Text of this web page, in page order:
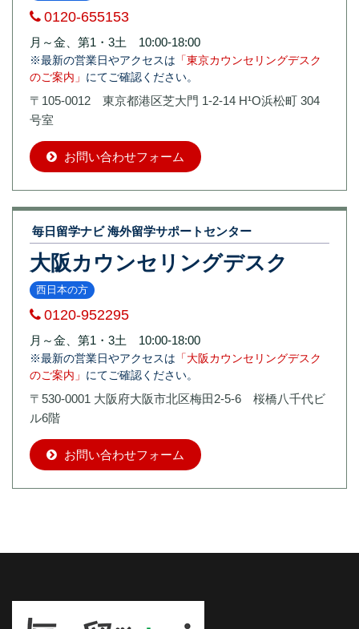
0120-655153
月～金、第1・3土 10:00-18:00
※最新の営業日やアクセスは 「東京カウンセリングデスク
のご案内」 にてご確認ください。
〒105-0012 東京都港区芝大門 1-2-14 H¹O浜松町 304
号室
お問い合わせフォーム
毎日留学ナビ 海外留学サポートセンター
大阪カウンセリングデスク
西日本の方
0120-952295
月～金、第1・3土 10:00-18:00
※最新の営業日やアクセスは 「大阪カウンセリングデスク
のご案内」 にてご確認ください。
〒530-0001 大阪府大阪市北区梅田2-5-6 桜橋八千代ビ
ル6階
お問い合わせフォーム